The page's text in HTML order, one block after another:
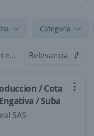
Categoría
Relevancia
/ Cota
/ Suba
SAS